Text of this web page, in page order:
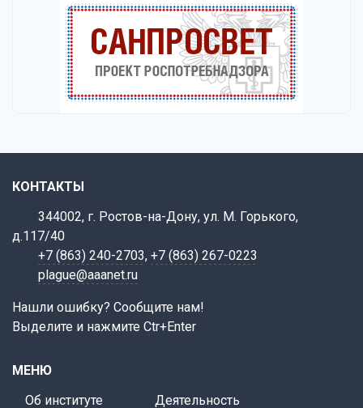
КОНТАКТЫ
344002, г. Ростов-на-Дону, ул. М. Горького,
д.117/40
+7 (863) 240-2703, +7 (863) 267-0223
plague@aaanet.ru
Нашли ошибку? Сообщите нам!
Выделите и нажмите Ctr+Enter
МЕНЮ
Об институте
Деятельность